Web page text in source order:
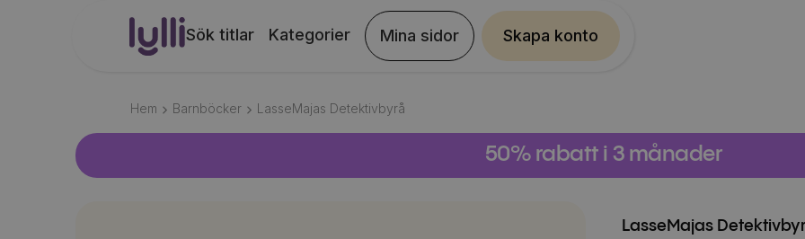
Sök titlar Kategorier Mina sidor Skapa konto
Hem Barnböcker LasseMajas Detektivbyrå
50% rabatt i 3 månader
LasseMajas